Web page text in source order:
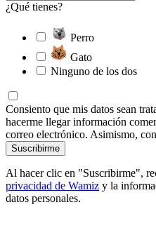
¿Qué tienes?
Perro
Gato
Ninguno de los dos
Consiento que mis datos sean
hacerme llegar información
correo electrónico. Asimismo,
Suscribirme
Al hacer clic en "Suscribirme",
privacidad de Wamiz y la
datos personales.